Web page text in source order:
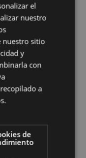
una noche sin
que debe seguir
para llegar
las luces de la
sin saberlo,
BASQUE
SPANISH
el
nuestro
nuestro sitio
y
con
a
de